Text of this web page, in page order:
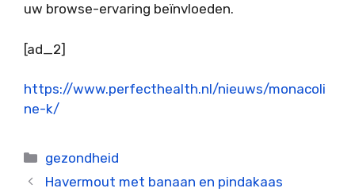
uw browse-ervaring beïnvloeden.
[ad_2]
https://www.perfecthealth.nl/nieuws/monacoli
ne-k/
Categorieën
gezondheid
Havermout met banaan en pindakaas